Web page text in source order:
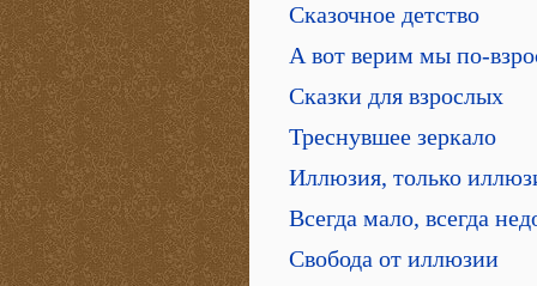
Сказочное детство
А вот верим мы по-
Сказки для взрослых
Треснувшее зеркало
Иллюзия, только
Всегда мало, всегда
Свобода от иллюзии